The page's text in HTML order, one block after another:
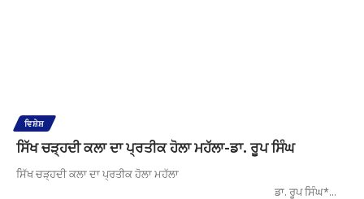
ਵਿਸ਼ੇਸ਼
ਸਿੱਖ ਚੜ੍ਹਦੀ ਕਲਾ ਦਾ ਪ੍ਰਤੀਕ ਹੋਲਾ ਮਹੱਲਾ-ਡਾ. ਰੂਪ ਸਿੰਘ
ਸਿੱਖ ਚੜ੍ਹਦੀ ਕਲਾ ਦਾ ਪ੍ਰਤੀਕ ਹੋਲਾ ਮਹੱਲਾ
ਡਾ. ਰੂਪ ਸਿੰਘ*…